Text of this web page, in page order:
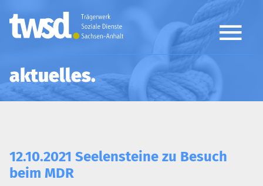
aktuelles
12.10.2021 Seelensteine zu Besuch
beim MDR